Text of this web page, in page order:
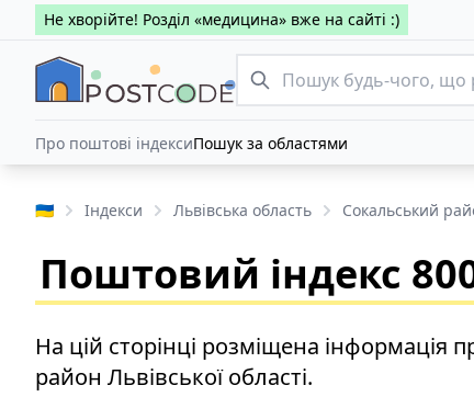
Не хворійте! Розділ «медицина» вже на сайті :)
Про поштові індексиПошук за областями
🇺🇦 Індекси Львівська область Сокальський
Поштовий індекс
На цій сторінці розміщена інформація
район Львівської області.